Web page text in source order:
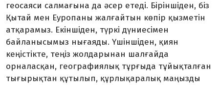
геосаяси салмағына да әсер етеді. Біріншіден, біз
Қытай мен Еуропаны жалғайтын көпір қызметін
атқарамыз. Екіншіден, түркі дүниесімен
байланысымыз нығаяды. Үшіншіден, қиян
кеңістікте, теңіз жолдарынан шалғайда
орналасқан, географиялық тұрғыда тұйықталған
тығырықтан құты­лып, құрлықаралық маңызды